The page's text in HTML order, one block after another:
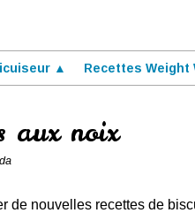
▲ Recettes Weight
aux noix
de nouvelles recettes de